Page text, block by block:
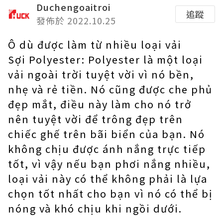
Duchengoaitroi
發佈於 2022.10.25
追蹤
Ô dù được làm từ nhiều loại vải
Sợi Polyester: Polyester là một loại
vải ngoài trời tuyệt vời vì nó bền,
nhẹ và rẻ tiền. Nó cũng được che phủ
đẹp mắt, điều này làm cho nó trở
nên tuyệt vời để trông đẹp trên
chiếc ghế trên bãi biển của bạn. Nó
không chịu được ánh nắng trực tiếp
tốt, vì vậy nếu bạn phơi nắng nhiều,
loại vải này có thể không phải là lựa
chọn tốt nhất cho bạn vì nó có thể bị
nóng và khó chịu khi ngồi dưới.